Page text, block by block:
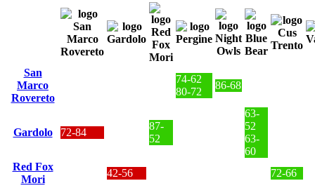
San
Marco
Rovereto
74-62
80-72
86-68
Gardolo 72-84
87-
52
63-
52
63-
60
Red Fox
Mori
42-56 72-66